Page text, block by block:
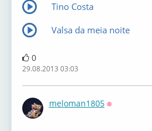
Tino Costa
Valsa da meia noite
0
29.08.2013 03:03
meloman1805